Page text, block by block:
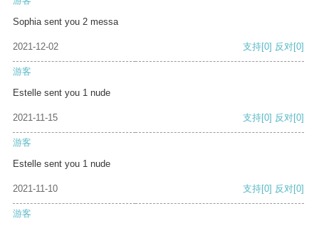
Sophia sent you 2 messa
2021-12-02 支持[0] 反对[0]
游客
Estelle sent you 1 nude
2021-11-15 支持[0] 反对[0]
游客
Estelle sent you 1 nude
2021-11-10 支持[0] 反对[0]
游客